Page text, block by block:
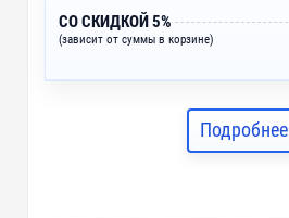
СО СКИДКОЙ 5%
(зависит от суммы в корзине)
Подробнее